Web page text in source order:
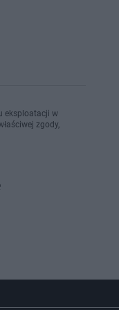
eksploatacji w
zgody,